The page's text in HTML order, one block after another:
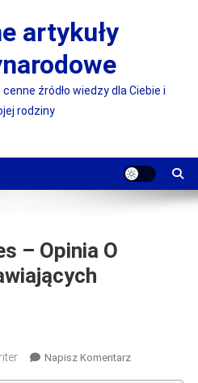
artykuły
źródło wiedzy dla Ciebie i
rodziny
– Opinia O
Napisz KomentarzOn